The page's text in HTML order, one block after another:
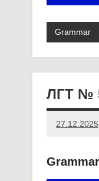
Grammar
ЛГТ №
27.12.2025